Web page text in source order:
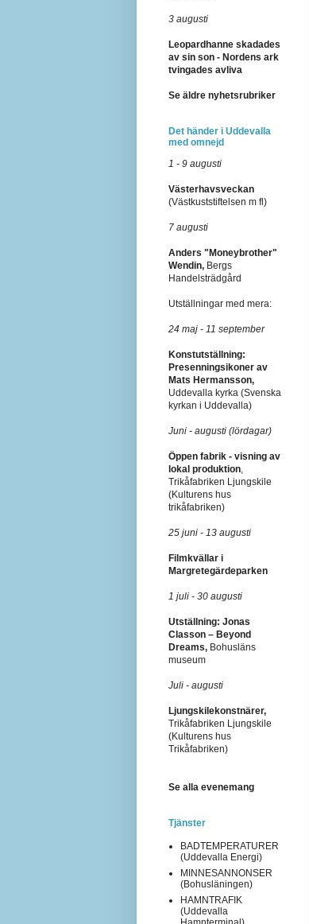
3 augusti
Leopardhanne skadades
av sin son - Nordens ark
tvingades avliva
Se äldre nyhetsrubriker
Det händer i Uddevalla
med omnejd
1 - 9 augusti
Västerhavsveckan
(Västkuststiftelsen m fl)
7 augusti
Anders "Moneybrother"
Wendin, Bergs
Handelsträdgård
Utställningar med mera:
24 maj - 11 september
Konstutställning:
Presenningsikoner av
Mats Hermansson,
Uddevalla kyrka (Svenska
kyrkan i Uddevalla)
Juni - augusti (lördagar)
Öppen fabrik - visning av
lokal produktion
Trikåfabriken Ljungskile
(Kulturens hus
trikåfabriken)
25 juni - 13 augusti
Filmkvällar i
Margretegärdeparken
1 juli - 30 augusti
Utställning: Jonas
Classon – Beyond
Dreams, Bohusläns
museum
Juli - augusti
Ljungskilekonstnärer,
Trikåfabriken Ljungskile
(Kulturens hus
Trikåfabriken)
Se alla evenemang
Tjänster
BADTEMPERATURER
(Uddevalla Energi)
MINNESANNONSER
(Bohusläningen)
HAMNTRAFIK
(Uddevalla